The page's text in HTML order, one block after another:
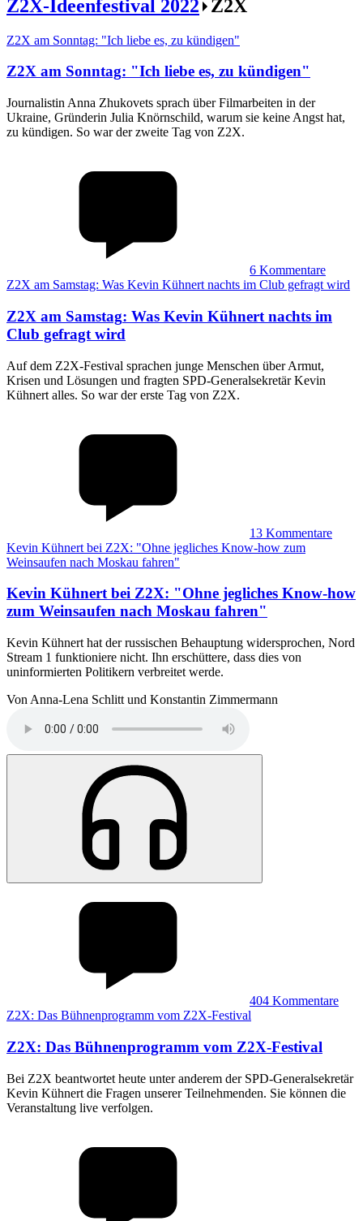
Z2X-Ideenfestival 2022 Z2X
Z2X am Sonntag: "Ich liebe es, zu kündigen"
Z2X am Sonntag: "Ich liebe es, zu kündigen"
Journalistin Anna Zhukovets sprach über Filmarbeiten in der
Ukraine, Gründerin Julia Knörnschild, warum sie keine Angst hat,
zu kündigen. So war der zweite Tag von Z2X.
6 Kommentare
Z2X am Samstag: Was Kevin Kühnert nachts im Club gefragt wird
Z2X am Samstag: Was Kevin Kühnert nachts im
Club gefragt wird
Auf dem Z2X-Festival sprachen junge Menschen über Armut,
Krisen und Lösungen und fragten SPD-Generalsekretär Kevin
Kühnert alles. So war der erste Tag von Z2X.
13 Kommentare
Kevin Kühnert bei Z2X: "Ohne jegliches Know-how zum
Weinsaufen nach Moskau fahren"
Kevin Kühnert bei Z2X: "Ohne jegliches Know-how
zum Weinsaufen nach Moskau fahren"
Kevin Kühnert hat der russischen Behauptung widersprochen, Nord
Stream 1 funktioniere nicht. Ihn erschüttere, dass dies von
uninformierten Politikern verbreitet werde.
Von Anna-Lena Schlitt und Konstantin Zimmermann
404 Kommentare
Z2X: Das Bühnenprogramm vom Z2X-Festival
Z2X: Das Bühnenprogramm vom Z2X-Festival
Bei Z2X beantwortet heute unter anderem der SPD-Generalsekretär
Kevin Kühnert die Fragen unserer Teilnehmenden. Sie können die
Veranstaltung live verfolgen.